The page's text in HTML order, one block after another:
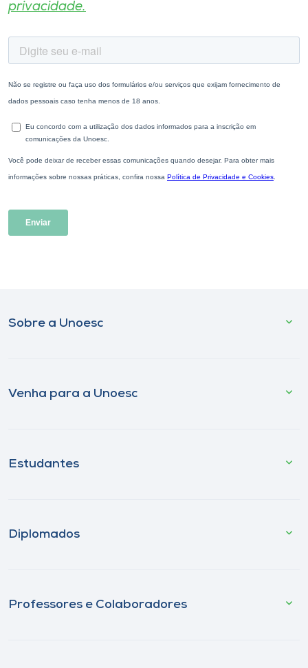
privacidade.
Sobre a Unoesc
Venha para a Unoesc
Estudantes
Diplomados
Professores e Colaboradores